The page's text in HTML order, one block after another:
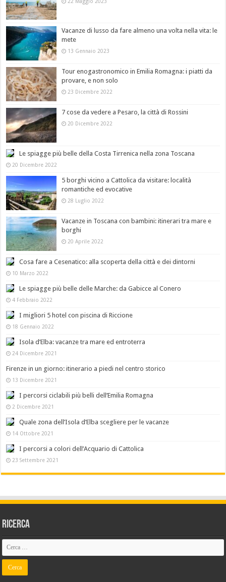
Vacanze di lusso da fare almeno una volta nella vita: le
mete
13 Gennaio 2023
Tour enogastronomico in Emilia Romagna: i piatti da
provare, e non solo
23 Dicembre 2022
7 cose da vedere a Pesaro, la città di Rossini
20 Dicembre 2022
Le spiagge più belle della Costa Tirrenica nella zona Toscana
20 Dicembre 2022
5 borghi vicino a Cattolica da visitare: località
romantiche ed evocative
28 Luglio 2022
Vacanze in Toscana con bambini: itinerari tra mare e
borghi
20 Aprile 2022
Cosa fare a Cesenatico: alla scoperta della città e dei dintorni
10 Marzo 2022
Le spiagge più belle delle Marche: da Gabicce al Conero
4 Febbraio 2022
I migliori 5 hotel con piscina di Riccione
18 Gennaio 2022
Isola d’Elba: vacanze tra mare ed entroterra
24 Dicembre 2021
Firenze in un giorno: itinerario a piedi nel centro storico
13 Dicembre 2021
I percorsi ciclabili più belli dell’Emilia Romagna
2 Dicembre 2021
Quale zona dell’Isola d’Elba scegliere per le vacanze
14 Ottobre 2021
I percorsi a colori dell’Acquario di Cattolica
23 Settembre 2021
Ricerca